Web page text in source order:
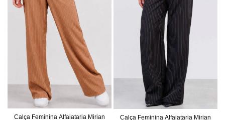
Calça Feminina Alfaiataria Mirian
Calça Feminina Alfaiataria Mirian